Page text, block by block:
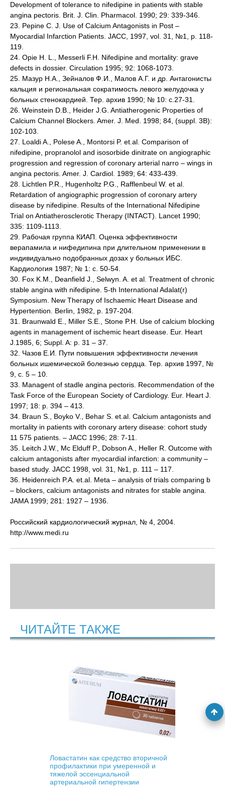
Development of tolerance to nifedipine in patients with stable
angina pectoris. Brit. J. Clin. Pharmacol. 1990; 29: 339-346.
23. Pepine C. J. Use of Calcium Antagonists in Post –
Myocardial Infarction Patients. JACC, 1997, vol. 31, №1, p. 118-
119.
24. Opie H. L., Messerli F.H. Nifedipine and mortality: grave
defects in dossier. Circulation 1995; 92: 1068-1073.
25. Мазур Н.А., Зейналов Ф.И., Малов А.Г. и др. Антагонисты
кальция и региональная сократимость левого желудочка у
больных стенокардией. Тер. архив 1990; № 10: с.27-31.
26. Weinstein D.B., Heider J.G. Antiatherogenic Properties of
Calcium Channel Blockers. Amer. J. Med. 1998; 84, (suppl. 3B):
102-103.
27. Loaldi A., Polese A., Montorsi P. et.al. Comparison of
nifedipine, propranolol and isosorbide dinitrate on angiographic
progression and regression of coronary arterial narro – wings in
angina pectoris. Amer. J. Cardiol. 1989; 64: 433-439.
28. Lichtlen P.R., Hugenholtz P.G., Rafflenbeul W. et al.
Retardation of angiographic progression of coronary artery
disease by nifedipine. Results of the International Nifedipine
Trial on Antiatherosclerotic Therapy (INTACT). Lancet 1990;
335: 1109-1113.
29. Рабочая группа КИАП. Оценка эффективности
верапамила и нифедипина при длительном применении в
индивидуально подобранных дозах у больных ИБС.
Кардиология 1987; № 1: с. 50-54.
30. Fox K.M., Deanfield J., Selwyn. A. et al. Treatment of chronic
stable angina with nifedipine. 5-th International Adalat(r)
Symposium. New Therapy of Ischaemic Heart Disease and
Hypertention. Berlin, 1982, p. 197-204.
31. Braunwald E., Miller S.E., Stone P.H. Use of calcium blocking
agents in management of ischemic heart disease. Eur. Heart
J.1985, 6; Suppl. A: p. 31 – 37.
32. Чазов Е.И. Пути повышения эффективности лечения
больных ишемической болезнью сердца. Тер. архив 1997, №
9, с. 5 – 10.
33. Managent of stadle angina pectoris. Recommendation of the
Task Force of the European Society of Cardiology. Eur. Heart J.
1997; 18: p. 394 – 413.
34. Braun S., Boyko V., Behar S. et.al. Calcium antagonists and
mortality in patients with coronary artery disease: cohort study
11 575 patients. – JACC 1996; 28: 7-11.
35. Leitch J.W., Mc Elduff P., Dobson A., Heller R. Outcome with
calcium antagonists after myocardial infarction: a community –
based study. JACC 1998, vol. 31, №1, p. 111 – 117.
36. Heidenreich P.A. et.al. Meta – analysis of trials comparing b
– blockers, calcium antagonists and nitrates for stable angina.
JAMA 1999; 281: 1927 – 1936.
Российский кардиологический журнал, № 4, 2004.
http://www.medi.ru
ЧИТАЙТЕ ТАКЖЕ
Ловастатин как средство вторичной
профилактики при умеренной и
тяжелой эссенциальной
артериальной гипертензии